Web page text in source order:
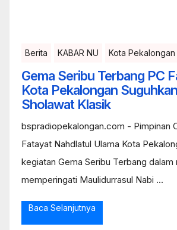
Berita KABAR NU Kota Pekalongan
Gema Seribu Terbang PC
Kota Pekalongan
Sholawat Klasik
bspradiopekalongan.com - Pimpinan
Fatayat Nahdlatul Ulama Kota
kegiatan Gema Seribu Terbang dalam
memperingati Maulidurrasul Nabi ...
Baca Selanjutnya